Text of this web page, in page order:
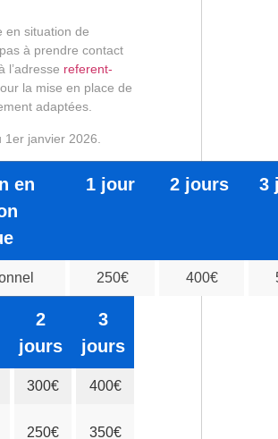
en situation de
à prendre contact
l’adresse referent-
la mise en place de
adaptées.
janvier 2026.
en
1 jour 2 jours 3
250€ 400€
2
jours
3
jours
300€ 400€
250€ 350€